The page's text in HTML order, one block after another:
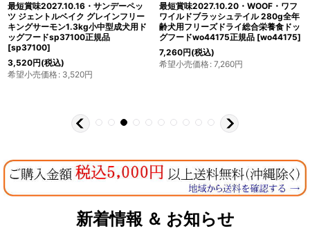
最短賞味2027.10.16・サンデーペッ
ツ ジェントルベイク グレインフリー
キングサーモン1.3kg小中型成犬用ド
ッグフードsp37100正規品
[sp37100]
3,520円(税込)
希望小売価格: 3,520円
最短賞味2027.10.20・WOOF・ワフ
ワイルドブラッシュテイル 280g全年
齢犬用フリーズドライ総合栄養食ドッ
グフードwo44175正規品 [wo44175]
7,260円(税込)
希望小売価格: 7,260円
新着情報 ＆ お知らせ